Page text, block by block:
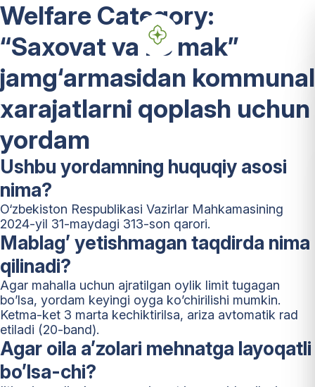
Welfare Category:
“Saxovat va ko‘mak”
jamg‘armasidan kommunal
xarajatlarni qoplash uchun
yordam
Ushbu yordamning huquqiy asosi
nima?
O‘zbekiston Respublikasi Vazirlar Mahkamasining
2024-yil 31-maydagi 313-son qarori.
Mablag’ yetishmagan taqdirda nima
qilinadi?
Agar mahalla uchun ajratilgan oylik limit tugagan
bo’lsa, yordam keyingi oyga ko’chirilishi mumkin.
Ketma-ket 3 marta kechiktirilsa, ariza avtomatik rad
etiladi (20-band).
Agar oila a’zolari mehnatga layoqatli
bo’lsa-chi?